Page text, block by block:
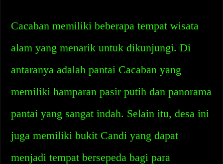
Cacaban memiliki beberapa tempat wisata
alam yang menarik untuk dikunjungi. Di
antaranya adalah pantai Cacaban yang
memiliki hamparan pasir putih dan panorama
pantai yang sangat indah. Selain itu, desa ini
juga memiliki bukit Candi yang dapat
menjadi tempat bersepeda bagi para